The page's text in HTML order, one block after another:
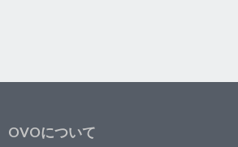
OVOについて